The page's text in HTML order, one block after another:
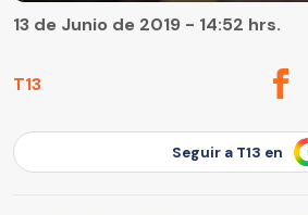
T13
13 de Junio de 2019 - 14:52 hrs.
Seguir a T13 en